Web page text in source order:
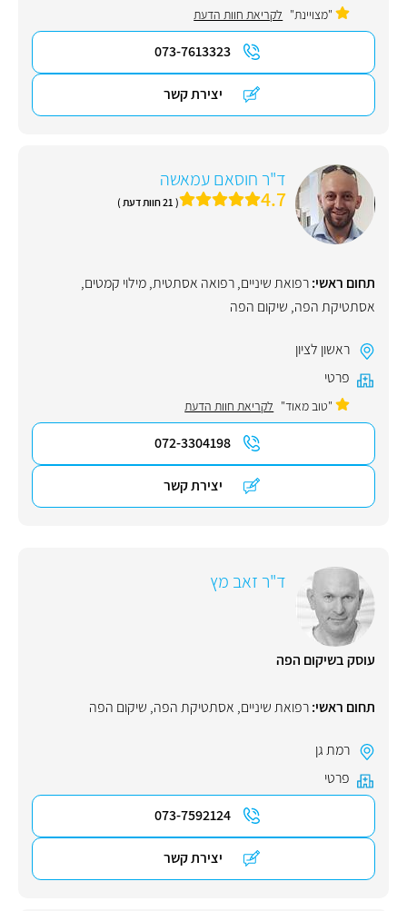
"מצויינת" לקריאת חוות הדעת
073-7613323
יצירת קשר
ד"ר חוסאם עמאשה
4.7 ( 21 חוות דעת )
תחום ראשי:רפואת שיניים,רפואה אסתטית,מילוי קמטים,
אסתטיקת הפה, שיקום הפה
ראשון לציון
פרטי
"טוב מאוד" לקריאת חוות הדעת
072-3304198
יצירת קשר
ד"ר זאב מץ
עוסק בשיקום הפה
תחום ראשי:רפואת שיניים, אסתטיקת הפה, שיקום הפה
רמת גן
פרטי
073-7592124
יצירת קשר